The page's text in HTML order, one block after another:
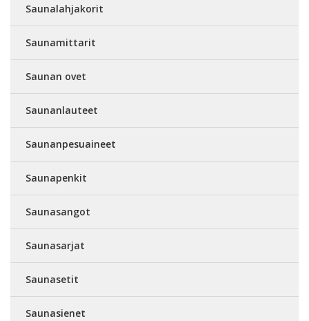
Saunalahjakorit
Saunamittarit
Saunan ovet
Saunanlauteet
Saunanpesuaineet
Saunapenkit
Saunasangot
Saunasarjat
Saunasetit
Saunasienet